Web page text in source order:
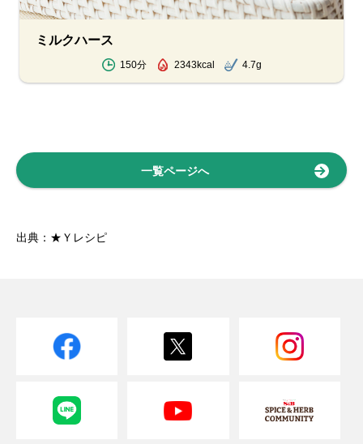
ミルクハース
150分 2343kcal 4.7g
一覧ページへ
出典：★Ｙレシピ